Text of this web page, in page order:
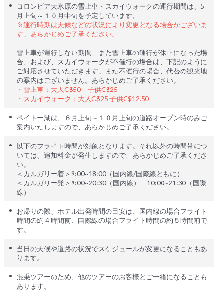
コロンビア大氷原の雪上車・スカイウォークの運行期間は、5
月上旬～１０月中旬を予定しています。
※運行時期は天候などの状況により変更となる場合がございま
す。あらかじめご了承ください。
雪上車が運行しない期間、また雪上車の運行が休止になった場
合、および、スカイウォークが不催行の場合は、下記のように
ご対応させていただきます。また不催行の場合、代替の観光地
の案内はございません。あらかじめご了承ください。
・雪上車：大人C$50 子供C$25
・スカイウォーク：大人C$25 子供C$12.50
ペイトー湖は、６月上旬～１０月上旬の道路オープン時のみご
案内いたしますので、あらかじめご了承ください。
以下のフライト時間が対象となります。それ以外の時間帯につ
いては、追加料金が発生しますので、あらかじめご了承くださ
い。
＜カルガリー着＞9:00~18:00（国内線/国際線ともに）
＜カルガリー発＞9:00~20:30（国内線） 10:00~21:30（国際
線）
お帰りの際、ホテル出発時間の目安は、国内線の場合フライト
時間の約４時間前、国際線の場合フライト時間の約５時間前で
す。
当日の天候や道路の状況でスケジュールが変更になることもあ
ります。
混乗ツアーのため、他のツアーのお客様とご一緒になることも
あります。